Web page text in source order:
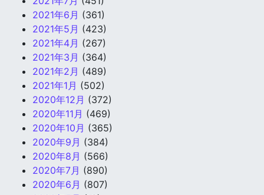
2021年6月 (361)
2021年5月 (423)
2021年4月 (267)
2021年3月 (364)
2021年2月 (489)
2021年1月 (502)
2020年12月 (372)
2020年11月 (469)
2020年10月 (365)
2020年9月 (384)
2020年8月 (566)
2020年7月 (890)
2020年6月 (807)